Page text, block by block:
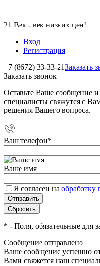
21 Век - век низких цен!
Вход
Регистрация
+7 (8672) 33-33-21Заказать
Заказать звонок
Оставьте Ваше сообщение
специалисты свяжутся с
решения Вашего вопроса.
Ваш телефон*
Ваше имя
Я согласен на обработку
* - Поля, обязательные для
Сообщение отправлено
Ваше сообщение успешно
Вами свяжется наш